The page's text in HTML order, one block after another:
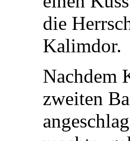
die
Kalimdor.
Nachdem
zweiten